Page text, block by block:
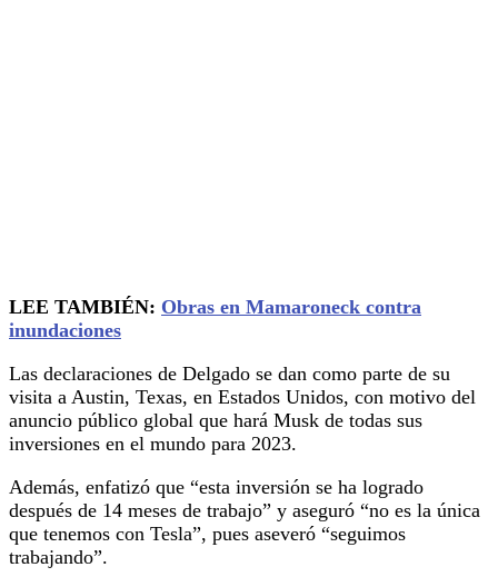
LEE TAMBIÉN: Obras en Mamaroneck contra
inundaciones
Las declaraciones de Delgado se dan como parte de su
visita a Austin, Texas, en Estados Unidos, con motivo del
anuncio público global que hará Musk de todas sus
inversiones en el mundo para 2023.
Además, enfatizó que “esta inversión se ha logrado
después de 14 meses de trabajo” y aseguró “no es la única
que tenemos con Tesla”, pues aseveró “seguimos
trabajando”.